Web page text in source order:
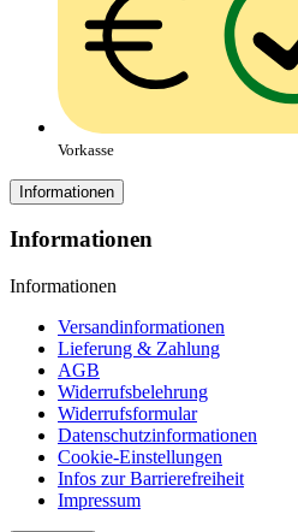
Vorkasse
Informationen
Informationen
Informationen
Versandinformationen
Lieferung & Zahlung
AGB
Widerrufsbelehrung
Widerrufsformular
Datenschutzinformationen
Cookie-Einstellungen
Infos zur Barrierefreiheit
Impressum